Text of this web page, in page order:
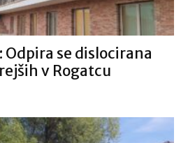
Odpira se dislocirana
v Rogatcu